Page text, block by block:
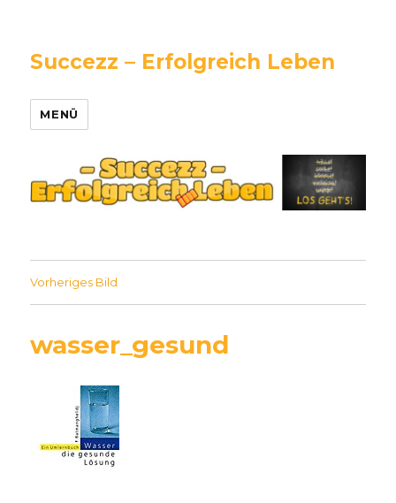
Succezz – Erfolgreich Leben
MENÜ
Vorheriges Bild
wasser_gesund